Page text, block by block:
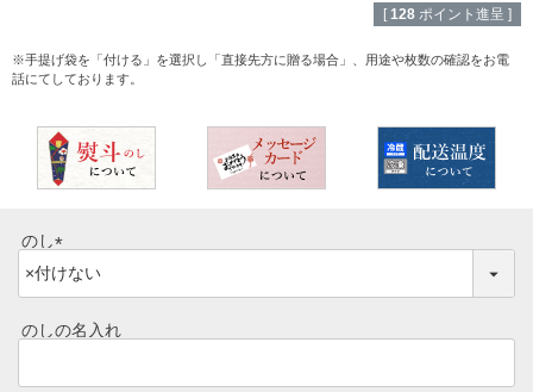
ゴルフコンペ
よくある質問
食べ方レシピ
焼き方レシピ
ステーキ
みそ漬け
コーンスープ
[ 128 ポイント進呈 ]
※手提げ袋を「付ける」を選択し「直接先方に贈る場合」、用途や枚数の確認をお電
話にてしております。
のし
(
必
須
のしの名入れ